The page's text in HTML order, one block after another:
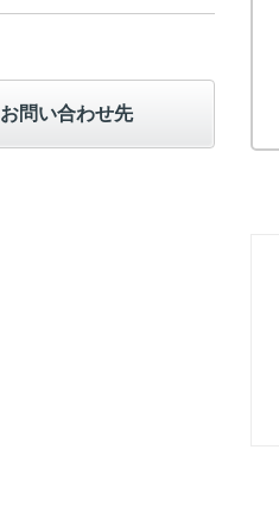
お問い合わせ先